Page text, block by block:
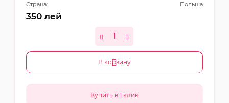
Страна:
Польша
350 лей
В корзину